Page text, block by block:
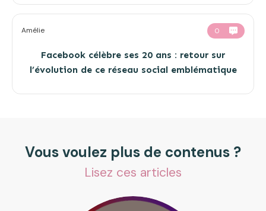
Amélie 0
Facebook célèbre ses 20 ans : retour sur
l’évolution de ce réseau social emblématique
Vous voulez plus de contenus ?
Lisez ces articles